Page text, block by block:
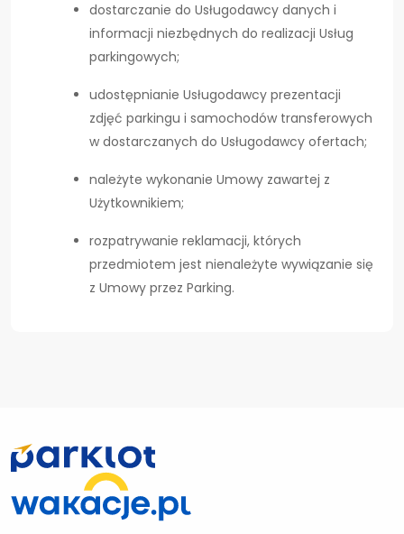
dostarczanie do Usługodawcy danych i
informacji niezbędnych do realizacji Usług
parkingowych;
udostępnianie Usługodawcy prezentacji
zdjęć parkingu i samochodów transferowych
w dostarczanych do Usługodawcy ofertach;
należyte wykonanie Umowy zawartej z
Użytkownikiem;
rozpatrywanie reklamacji, których
przedmiotem jest nienależyte wywiązanie się
z Umowy przez Parking.